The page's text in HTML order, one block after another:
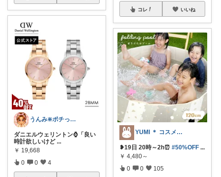
うんみ❇️ポチってくれてありがとう✨
ダニエルウェリントン⌚「良い
時計欲しいけど ...
￥ 19,668
0 0 4
コレ いいね
YUMI ＊ コスメと暮らし🌱
❥︎19日 20時～2h⏰ #50%OFF ...
￥ 4,480～
0 0 105